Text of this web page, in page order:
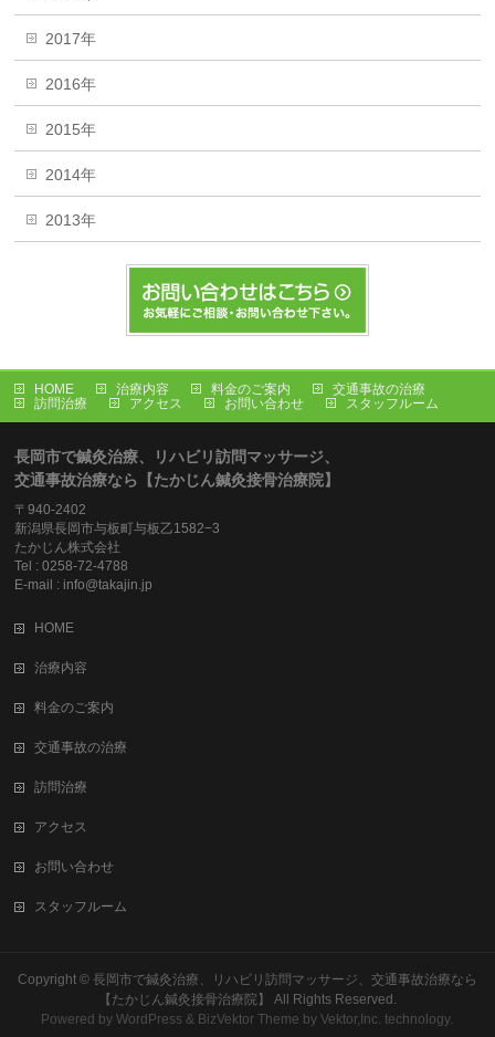
2017年
2016年
2015年
2014年
2013年
HOME 治療内容 料金のご案内
交通事故の治療
訪問治療
アクセス お問い合わせ スタッフルーム
長岡市で鍼灸治療、リハビリ訪問マッサージ、
交通事故治療なら【たかじん鍼灸接骨治療院】
〒940-2402
新潟県長岡市与板町与板乙1582−3
たかじん株式会社
Tel : 0258-72-4788
E-mail : info@takajin.jp
HOME
治療内容
料金のご案内
交通事故の治療
訪問治療
アクセス
お問い合わせ
スタッフルーム
Copyright © 長岡市で鍼灸治療、リハビリ訪問マッサージ、交通事故治療なら
【たかじん鍼灸接骨治療院】
All Rights Reserved.
Powered byWordPress & BizVektor Theme byVektor,Inc. technology.